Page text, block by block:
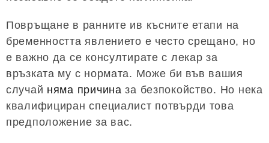
Повръщане в ранните ив късните етапи на
бременността явлението е често срещано, но
е важно да се консултирате с лекар за
връзката му с нормата. Може би във вашия
случай няма причина за безпокойство. Но нека
квалифициран специалист потвърди това
предположение за вас.